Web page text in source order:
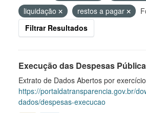
liquidação
restos a pagar
Filtrar Resultados
Execução das Despesas
Extrato de Dados Abertos por
https://portaldatransparencia.gov.br/
dados/despesas-execucao